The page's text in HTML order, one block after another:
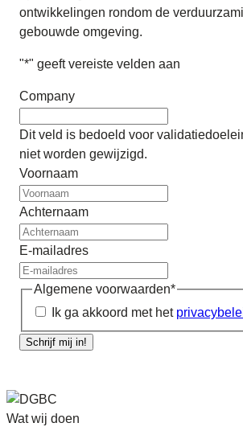
ontwikkelingen rondom de
gebouwde omgeving.
"*" geeft vereiste velden aan
Company
Dit veld is bedoeld voor
niet worden gewijzigd.
Voornaam
Achternaam
E-mailadres
Algemene voorwaarden*
Ik ga akkoord met het
Schrijf mij in!
Wat wij doen